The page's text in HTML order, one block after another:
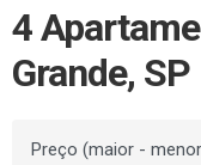
4
Grande, SP
Ordenar por